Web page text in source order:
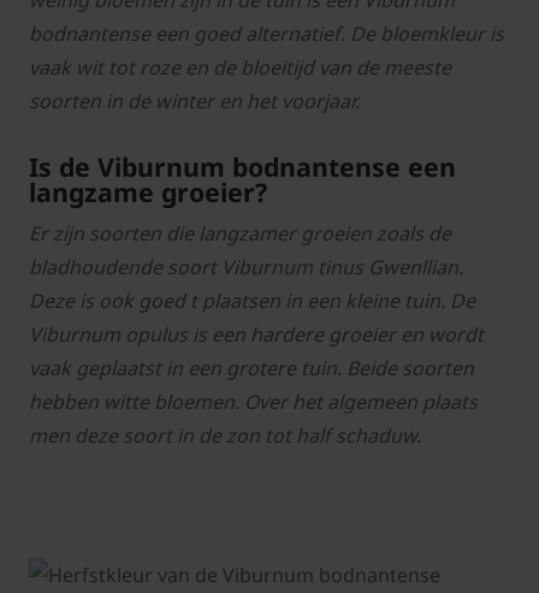
bodnantense een goed alternatief. De bloemkleur is
vaak wit tot roze en de bloeitijd van de meeste
soorten in de winter en het voorjaar.
Is de Viburnum bodnantense een
langzame groeier?
Er zijn soorten die langzamer groeien zoals de
bladhoudende soort Viburnum tinus Gwenllian.
Deze is ook goed t plaatsen in een kleine tuin. De
Viburnum opulus is een hardere groeier en wordt
vaak geplaatst in een grotere tuin. Beide soorten
hebben witte bloemen. Over het algemeen plaats
men deze soort in de zon tot half schaduw.